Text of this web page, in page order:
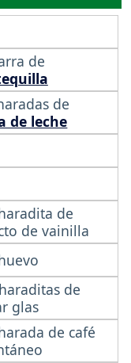
de
de
de leche
de
de vainilla
de
glas
de café